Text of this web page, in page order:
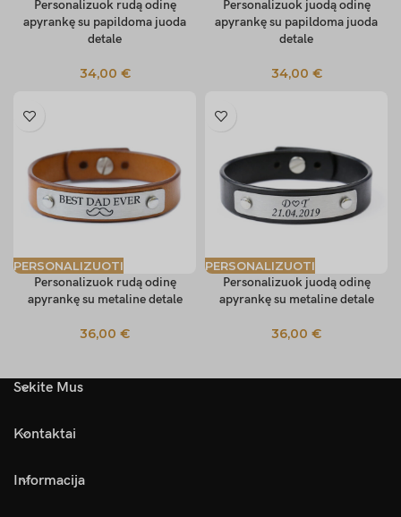
Personalizuok rudą odinę
apyrankę su papildoma juoda
detale
34,00 €
Personalizuok juodą odinę
apyrankę su papildoma juoda
detale
34,00 €
PERSONALIZUOTI
Personalizuok rudą odinę
apyrankę su metaline detale
36,00 €
PERSONALIZUOTI
Personalizuok juodą odinę
apyrankę su metaline detale
36,00 €
Sekite Mus
Kontaktai
Informacija